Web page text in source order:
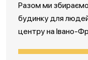
Разом ми
будинку для
центру на Івано-